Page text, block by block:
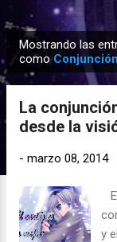
n
Mostrando las
como
La
desde la
- marzo 08, 2014
y